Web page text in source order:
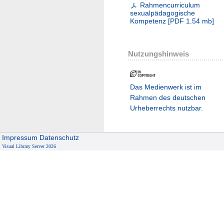
Rahmencurriculum
sexualpädagogische
Kompetenz [PDF 1.54 mb]
Nutzungshinweis
Das Medienwerk ist im
Rahmen des deutschen
Urheberrechts nutzbar.
Impressum Datenschutz
Visual Library Server 2026